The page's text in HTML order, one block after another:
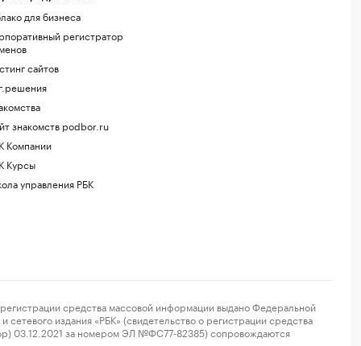
для бизнеса
регистратор
сайтов
знакомств podbor.ru
Компании
Курсы
управления РБК
средства массовой информации выдано Федеральной
издания «РБК» (свидетельство о регистрации средства
03.12.2021 за номером ЭЛ №ФС77-82385) сопровождаются